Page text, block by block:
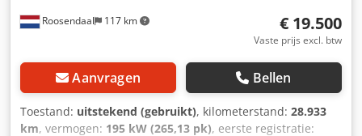
Roosendaal 117 km € 19.500
Vaste prijs excl. btw
Aanvragen Bellen
Toestand: uitstekend (gebruikt), kilometerstand: 28.933
km, vermogen: 195 kW (265,13 pk), eerste registratie: